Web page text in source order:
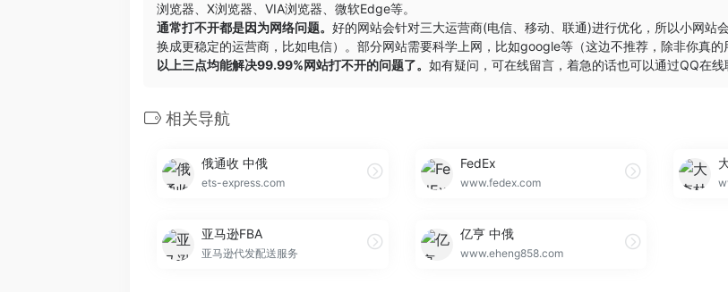
浏览器
X浏览器 VIA浏览器 微软Edge等。
通常打不开都是因为网络问题。 好的网站会针对三大运营商(电信、移动、联通)进行优化，所以小网
换成更稳定的运营商，比如电信）。部分网站需要科学上网，比如google等（这边不推荐，除非你真的
以上三点均能解决99.99%网站打不开的问题了。 如有疑问，可在线留言，着急的话也可以通过QQ在线
相关导航
俄通收 中俄
ets-express.com
FedEx
www.fedex.com
亚马逊FBA
亚马逊代发配送服务
亿亨 中俄
www.eheng858.com